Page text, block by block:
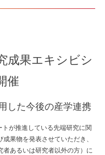
成果エキシビシ
催
した今後の産学連携
が推進している先端研究に関
果物を発表させていただき、
あるいは研究者以外の方）に